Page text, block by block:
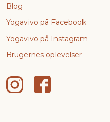
Blog
Yogavivo på Facebook
Yogavivo på Instagram
Brugernes oplevelser